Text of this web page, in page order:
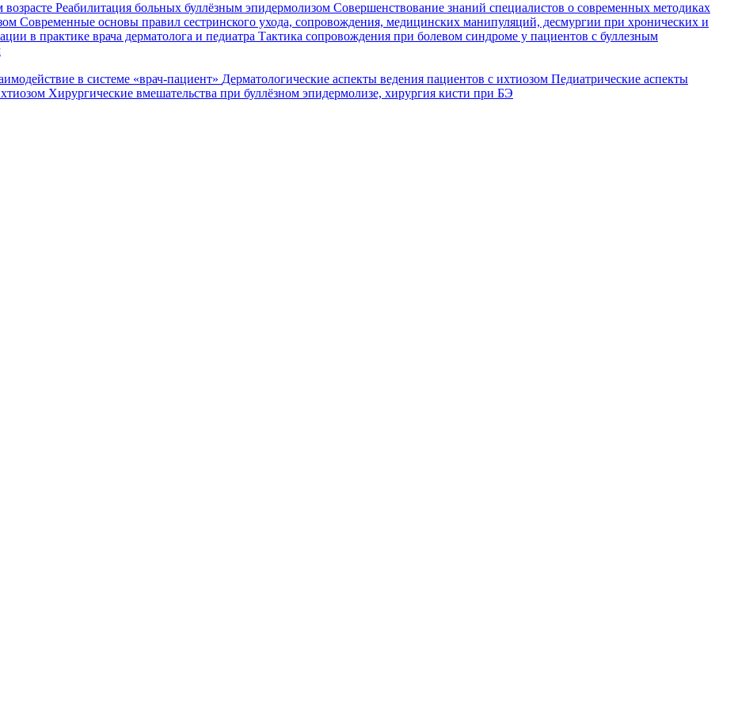
возрасте Реабилитация больных буллёзным эпидермолизом Совершенствование знаний специалистов о современных методиках
Современные основы правил сестринского ухода, сопровождения, медицинских манипуляций, десмургии при хронических и
в практике врача дерматолога и педиатра Тактика сопровождения при болевом синдроме у пациентов с буллезным
в системе «врач-пациент» Дерматологические аспекты ведения пациентов с ихтиозом Педиатрические аспекты
Хирургические вмешательства при буллёзном эпидермолизе, хирургия кисти при БЭ